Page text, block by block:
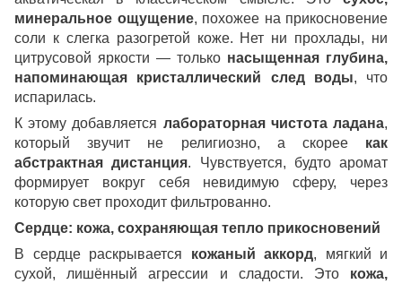
минеральное ощущение, похожее на прикосновение
соли к слегка разогретой коже. Нет ни прохлады, ни
цитрусовой яркости — только насыщенная глубина,
напоминающая кристаллический след воды, что
испарилась.
К этому добавляется лабораторная чистота ладана,
который звучит не религиозно, а скорее как
абстрактная дистанция. Чувствуется, будто аромат
формирует вокруг себя невидимую сферу, через
которую свет проходит фильтрованно.
Сердце: кожа, сохраняющая тепло прикосновений
В сердце раскрывается кожаный аккорд, мягкий и
сухой, лишённый агрессии и сладости. Это кожа,